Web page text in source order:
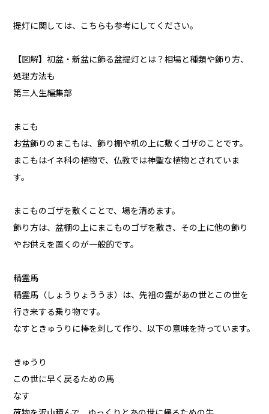
提灯に関しては、こちらも参考にしてください。
【図解】初盆・新盆に飾る盆提灯とは？相場と種類や飾り方、
処理方法も
第三人生編集部
まこも
お盆飾りのまこもは、飾り棚や机の上に敷くゴザのことです。
まこもはイネ科の植物で、仏教では神聖な植物とされていま
す。
まこものゴザを敷くことで、場を清めます。
飾り方は、盆棚の上にまこものゴザを敷き、その上に他の飾り
やお供えを置くのが一般的です。
精霊馬
精霊馬（しょうりょううま）は、先祖の霊があの世とこの世を
行き来する乗り物です。
なすときゅうりに棒を刺して作り、以下の意味を持っています。
きゅうり
この世に早く戻るための馬
なす